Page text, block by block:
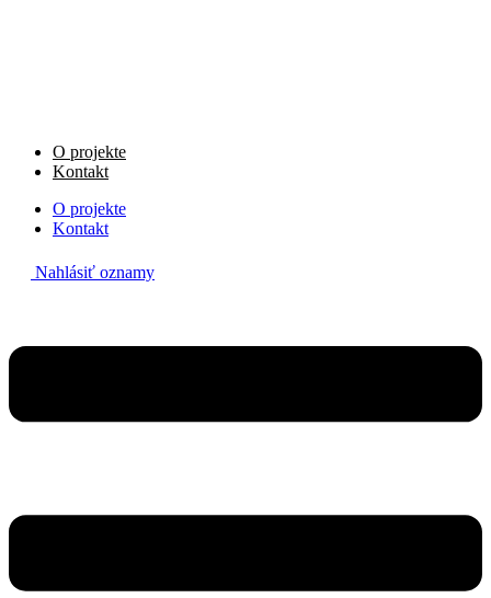
O projekte
Kontakt
O projekte
Kontakt
Nahlásiť oznamy